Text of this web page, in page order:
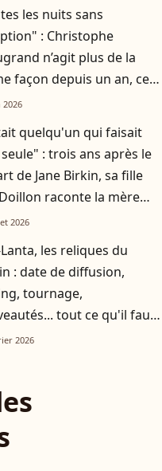
les nuits sans
: Christophe
n’agit plus de la
façon depuis un an, cet
a tout changé
2026
quelqu'un qui faisait
: trois ans après le
de Jane Birkin, sa fille
raconte la mère
l’icône
2026
les reliques du
: date de diffusion,
tournage,
tout ce qu'il faut
sur cette saison !
2026